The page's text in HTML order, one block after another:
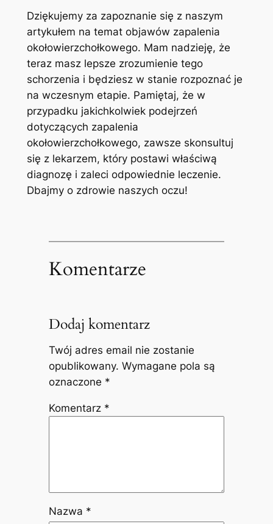
Dziękujemy ‍za zapoznanie​ się z⁤ naszym
artykułem ‌na temat objawów ​zapalenia
okołowierzchołkowego. Mam ⁢nadzieję, ⁢że
teraz masz lepsze ‌zrozumienie tego
schorzenia i będziesz w stanie rozpoznać je
na wczesnym ⁢etapie. Pamiętaj, że w
przypadku⁢ jakichkolwiek ⁢podejrzeń
dotyczących zapalenia
okołowierzchołkowego, zawsze skonsultuj
się z lekarzem, który postawi właściwą
diagnozę i zaleci odpowiednie leczenie.
Dbajmy o zdrowie naszych oczu!
Komentarze
Dodaj komentarz
Twój adres email nie zostanie
opublikowany. Wymagane pola są
oznaczone *
Komentarz *
Nazwa *